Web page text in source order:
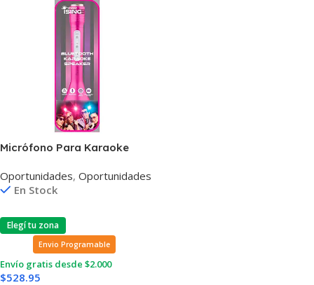
Micrófono Para Karaoke
Oportunidades, Oportunidades
En Stock
Elegí tu zona
Envio Programable
Envío gratis desde $2.000
$528.95